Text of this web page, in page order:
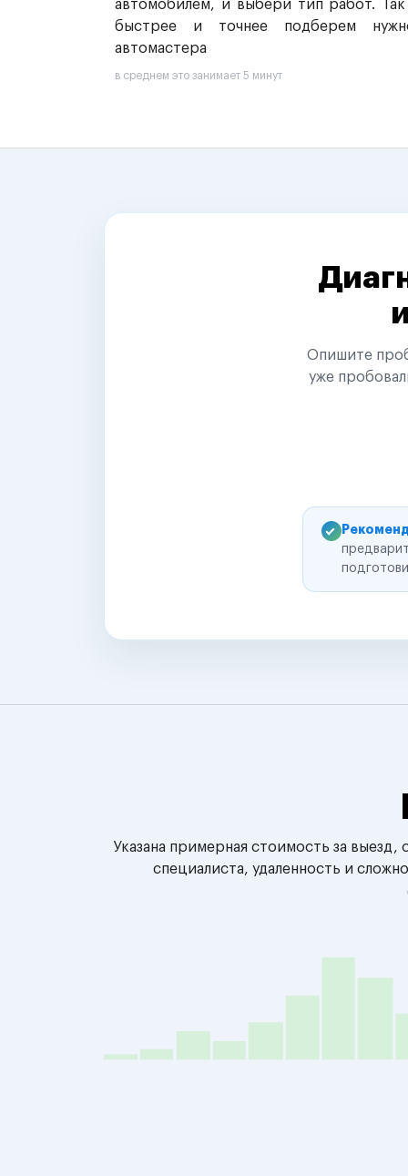
автомобилем, и выбери тип работ.
быстрее и точнее подберем
автомастера
в среднем это занимает 5 минут
Опишите
уже
Указана примерная стоимость за
специалиста, удаленность и